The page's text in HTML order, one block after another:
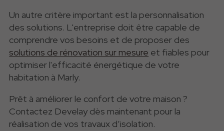
Un autre critère important est la personnalisation
des solutions. L'entreprise doit être capable de
comprendre vos besoins et de proposer des
solutions de rénovation sur mesure et fiables pour
optimiser l'efficacité énergétique de votre
habitation à Marly.
Prêt à améliorer le confort de votre maison ?
Contactez Develay dès maintenant pour la
réalisation de vos travaux d’isolation.